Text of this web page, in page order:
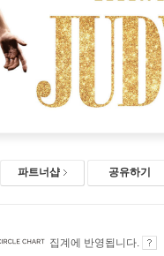
파트너샵 공유하기
집계에 반영됩니다.